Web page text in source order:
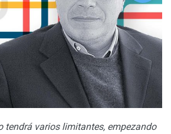
tendrá varios limitantes, empezando